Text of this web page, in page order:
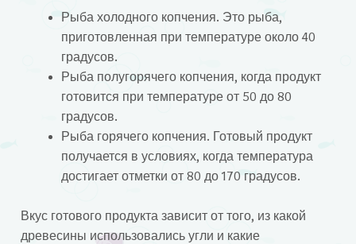
Рыба холодного копчения. Это рыба,
приготовленная при температуре около 40
градусов.
Рыба полугорячего копчения, когда продукт
готовится при температуре от 50 до 80
градусов.
Рыба горячего копчения. Готовый продукт
получается в условиях, когда температура
достигает отметки от 80 до 170 градусов.
Вкус готового продукта зависит от того, из какой
древесины использовались угли и какие